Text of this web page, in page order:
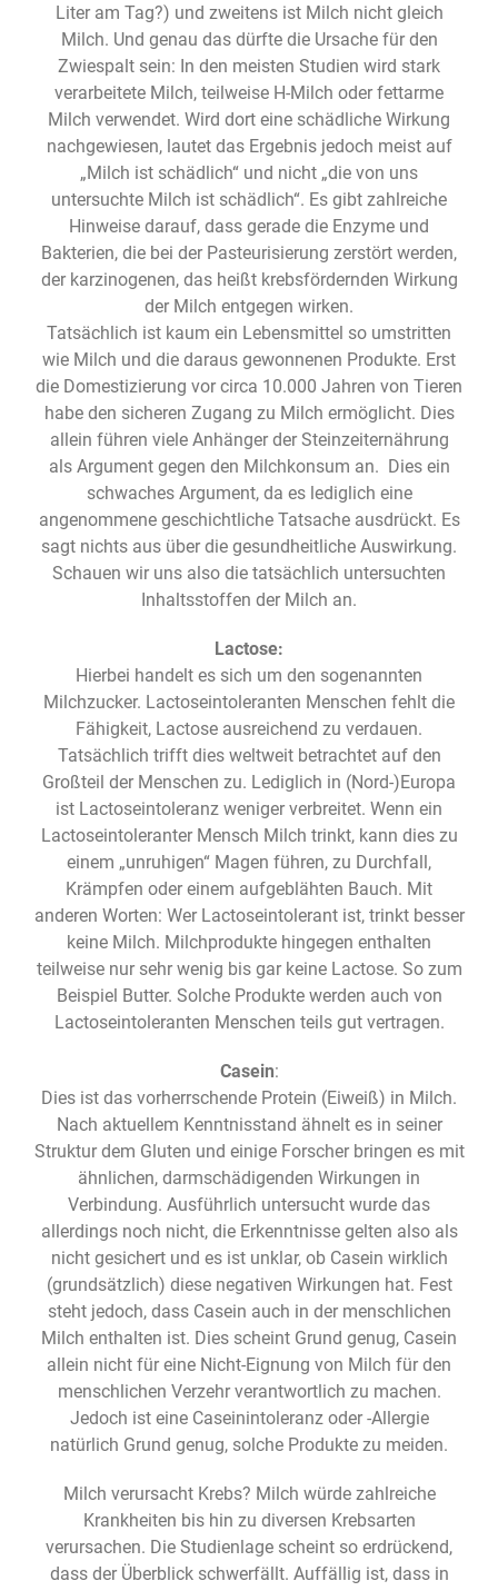
Liter am Tag?) und zweitens ist Milch nicht gleich
Milch. Und genau das dürfte die Ursache für den
Zwiespalt sein: In den meisten Studien wird stark
verarbeitete Milch, teilweise H-Milch oder fettarme
Milch verwendet. Wird dort eine schädliche Wirkung
nachgewiesen, lautet das Ergebnis jedoch meist auf
„Milch ist schädlich“ und nicht „die von uns
untersuchte Milch ist schädlich“. Es gibt zahlreiche
Hinweise darauf, dass gerade die Enzyme und
Bakterien, die bei der Pasteurisierung zerstört werden,
der karzinogenen, das heißt krebsfördernden Wirkung
der Milch entgegen wirken.
Tatsächlich ist kaum ein Lebensmittel so umstritten
wie Milch und die daraus gewonnenen Produkte. Erst
die Domestizierung vor circa 10.000 Jahren von Tieren
habe den sicheren Zugang zu Milch ermöglicht. Dies
allein führen viele Anhänger der Steinzeiternährung
als Argument gegen den Milchkonsum an. Dies ein
schwaches Argument, da es lediglich eine
angenommene geschichtliche Tatsache ausdrückt. Es
sagt nichts aus über die gesundheitliche Auswirkung.
Schauen wir uns also die tatsächlich untersuchten
Inhaltsstoffen der Milch an.
Lactose:
Hierbei handelt es sich um den sogenannten
Milchzucker. Lactoseintoleranten Menschen fehlt die
Fähigkeit, Lactose ausreichend zu verdauen.
Tatsächlich trifft dies weltweit betrachtet auf den
Großteil der Menschen zu. Lediglich in (Nord-)Europa
ist Lactoseintoleranz weniger verbreitet. Wenn ein
Lactoseintoleranter Mensch Milch trinkt, kann dies zu
einem „unruhigen“ Magen führen, zu Durchfall,
Krämpfen oder einem aufgeblähten Bauch. Mit
anderen Worten: Wer Lactoseintolerant ist, trinkt besser
keine Milch. Milchprodukte hingegen enthalten
teilweise nur sehr wenig bis gar keine Lactose. So zum
Beispiel Butter. Solche Produkte werden auch von
Lactoseintoleranten Menschen teils gut vertragen.
Casein:
Dies ist das vorherrschende Protein (Eiweiß) in Milch.
Nach aktuellem Kenntnisstand ähnelt es in seiner
Struktur dem Gluten und einige Forscher bringen es mit
ähnlichen, darmschädigenden Wirkungen in
Verbindung. Ausführlich untersucht wurde das
allerdings noch nicht, die Erkenntnisse gelten also als
nicht gesichert und es ist unklar, ob Casein wirklich
(grundsätzlich) diese negativen Wirkungen hat. Fest
steht jedoch, dass Casein auch in der menschlichen
Milch enthalten ist. Dies scheint Grund genug, Casein
allein nicht für eine Nicht-Eignung von Milch für den
menschlichen Verzehr verantwortlich zu machen.
Jedoch ist eine Caseinintoleranz oder -Allergie
natürlich Grund genug, solche Produkte zu meiden.
Milch verursacht Krebs? Milch würde zahlreiche
Krankheiten bis hin zu diversen Krebsarten
verursachen. Die Studienlage scheint so erdrückend,
dass der Überblick schwerfällt. Auffällig ist, dass in